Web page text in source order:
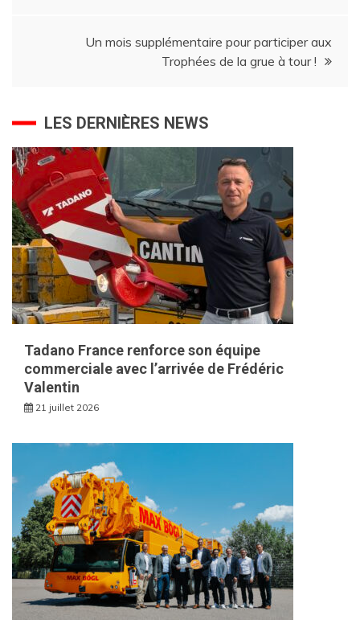
Un mois supplémentaire pour participer aux
Trophées de la grue à tour !
LES DERNIÈRES NEWS
Tadano France renforce son équipe
commerciale avec l’arrivée de Frédéric
Valentin
21 juillet 2026